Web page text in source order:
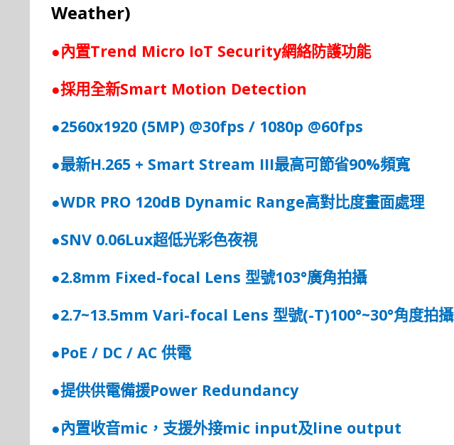
Weather)
●內置Trend Micro IoT Security網絡防護功能
●採用全新Smart Motion Detection
●2560x1920 (5MP) @30fps / 1080p @60fps
●最新H.265 + Smart Stream III最高可節省90%頻寬
●WDR PRO 120dB Dynamic Range高對比度畫面處理
●SNV 0.06Lux超低光彩色夜視
●2.8mm Fixed-focal Lens 型號103°廣角拍攝
●2.7~13.5mm Vari-focal Lens 型號(-T)100°~30°角度拍攝
●PoE / DC / AC 供電
●提供供電備援Power Redundancy
●內置收音mic ， 支援外接mic input及line output